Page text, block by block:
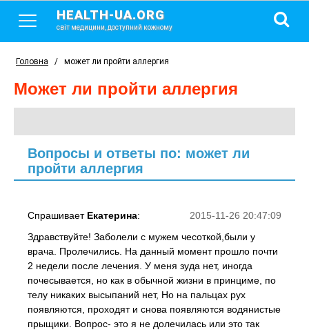
HEALTH-UA.ORG
світ медицини, доступний кожному
Головна / может ли пройти аллергия
может ли пройти аллергия
Вопросы и ответы по: может ли
пройти аллергия
2015-11-26 20:47:09
Спрашивает Екатерина:
Здравствуйте! Заболели с мужем чесоткой,были у
врача. Пролечились. На данный момент прошло почти
2 недели после лечения. У меня зуда нет, иногда
почесывается, но как в обычной жизни в принциме, по
телу никаких высыпаний нет, Но на пальцах рух
появляются, проходят и снова появляются водянистые
прыщики. Вопрос- это я не долечилась или это так